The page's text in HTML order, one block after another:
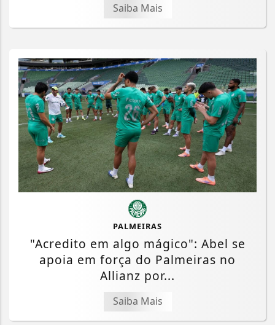
Saiba Mais
PALMEIRAS
"Acredito em algo mágico": Abel se
apoia em força do Palmeiras no
Allianz por...
Saiba Mais